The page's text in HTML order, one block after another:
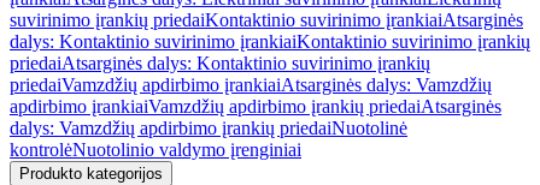
suvirinimo įrankių priedaiKontaktinio suvirinimo įrankiaiAtsarginės
dalys: Kontaktinio suvirinimo įrankiaiKontaktinio suvirinimo įrankių
priedaiAtsarginės dalys: Kontaktinio suvirinimo įrankių
priedaiVamzdžių apdirbimo įrankiaiAtsarginės dalys: Vamzdžių
apdirbimo įrankiaiVamzdžių apdirbimo įrankių priedaiAtsarginės
dalys: Vamzdžių apdirbimo įrankių priedaiNuotolinė
kontrolėNuotolinio valdymo įrenginiai
Produkto kategorijos